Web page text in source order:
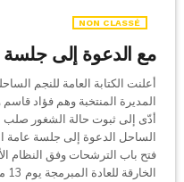
NON CLASSÉ
مع الدعوة إلى جلسة
أعلنت الكتابة العامة للنجم
المديرة المنتخبة وهم فؤاد
أدّى إلى ثبوت حالة الشغور صلب
فتح باب الترشحات وفق النظام
الخارقة للعادة المبرمجة يوم 13 ماي 2026 .